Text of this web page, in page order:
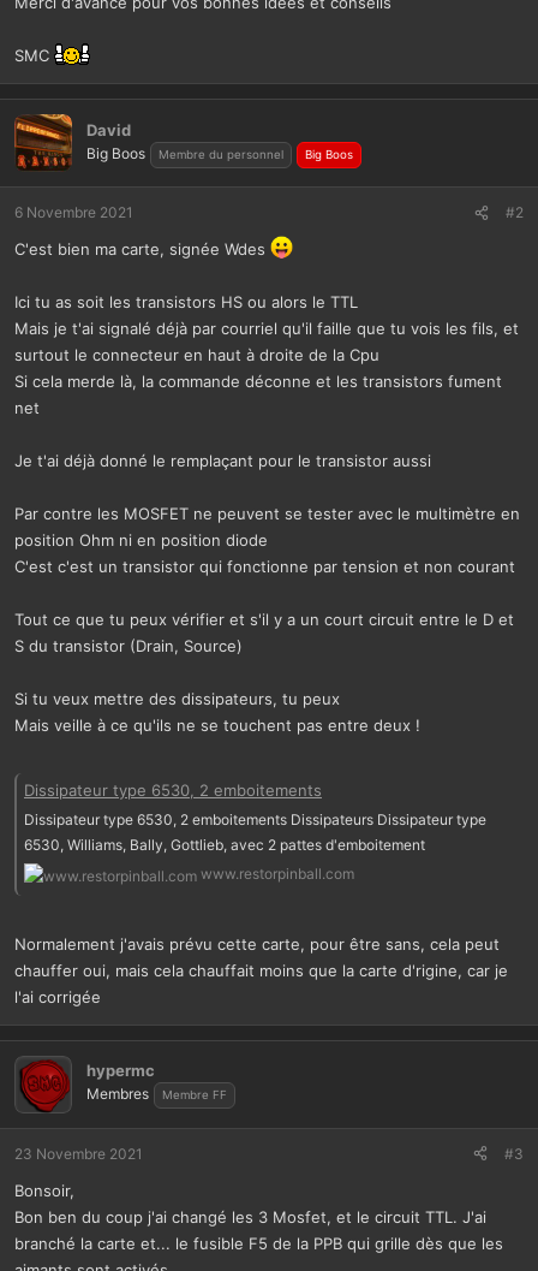
SMC
David
Big Boos Membre du personnel Big Boos
6 Novembre 2021 #2
C'est bien ma carte, signée Wdes
Ici tu as soit les transistors HS ou alors le TTL
Mais je t'ai signalé déjà par courriel qu'il faille que tu vois les fils, et
surtout le connecteur en haut à droite de la Cpu
Si cela merde là, la commande déconne et les transistors fument
net
Je t'ai déjà donné le remplaçant pour le transistor aussi
Par contre les MOSFET ne peuvent se tester avec le multimètre en
position Ohm ni en position diode
C'est c'est un transistor qui fonctionne par tension et non courant
Tout ce que tu peux vérifier et s'il y a un court circuit entre le D et
S du transistor (Drain, Source)
Si tu veux mettre des dissipateurs, tu peux
Mais veille à ce qu'ils ne se touchent pas entre deux !
Dissipateur type 6530, 2 emboitements
Dissipateur type 6530, 2 emboitements Dissipateurs Dissipateur type
6530, Williams, Bally, Gottlieb, avec 2 pattes d'emboitement
www.restorpinball.com
Normalement j'avais prévu cette carte, pour être sans, cela peut
chauffer oui, mais cela chauffait moins que la carte d'rigine, car je
l'ai corrigée
hypermc
Membres Membre FF
23 Novembre 2021 #3
Bonsoir,
Bon ben du coup j'ai changé les 3 Mosfet, et le circuit TTL. J'ai
branché la carte et... le fusible F5 de la PPB qui grille dès que les